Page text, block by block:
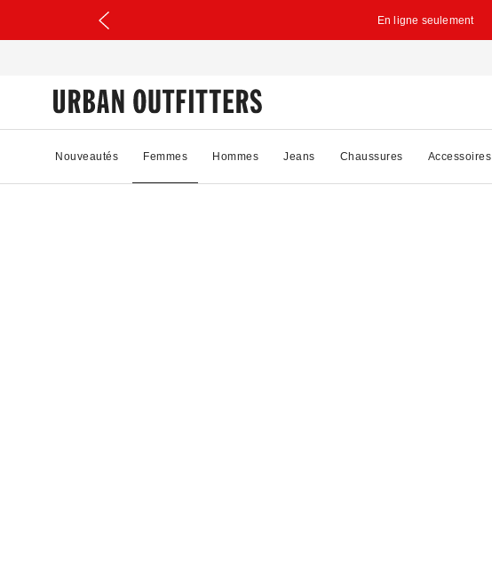
En ligne seulement
Nouveautés Femmes Hommes Jeans Chaussures Accessoires